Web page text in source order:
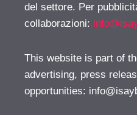
del settore. Per
collaborazioni:
This website is part of
advertising, press
opportunities: